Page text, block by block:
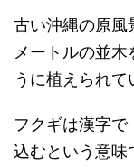
古い沖縄の原風
メートルの並木
うに植えられて
フクギは漢字で
込むという意味